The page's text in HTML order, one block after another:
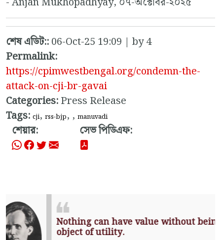
শেষ এডিট::06-Oct-25 19:09 | by 4
Permalink:
https://cpimwestbengal.org/condemn-the-
attack-on-cji-br-gavai
Categories:Press Release
Tags: cji, rss-bjp, , manuvadi
শেয়ার: সেভ পিডিএফ:
Nothing can have value without
being an object of utility.